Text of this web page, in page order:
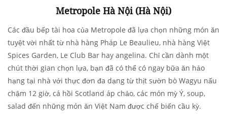
Metropole Hà Nội (Hà Nội)
Các đầu bếp tài hoa của Metropole đã lựa chọn những món ăn
tuyệt vời nhất từ nhà hàng Pháp Le Beaulieu, nhà hàng Việt
Spices Garden, Le Club Bar hay angelina. Chỉ cần dành một
chút thời gian chọn lựa, bạn đã có thể có ngay bữa ăn hảo
hạng tại nhà với thực đơn đa dạng từ thịt sườn bò Wagyu nấu
chậm 12 giờ, cá hồi Scotland áp chảo, các món mỳ Ý, soup,
salad đến những món ăn Việt Nam được chế biến cầu kỳ.